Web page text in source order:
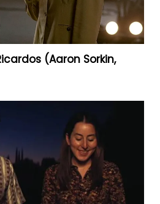
(Aaron Sorkin,